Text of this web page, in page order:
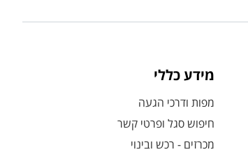
מידע כללי
מפות ודרכי הגעה
חיפוש סגל ופרטי קשר
מכרזים - רכש ובינוי